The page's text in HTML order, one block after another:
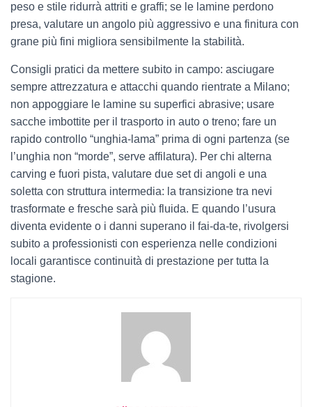
peso e stile ridurrà attriti e graffi; se le lamine perdono
presa, valutare un angolo più aggressivo e una finitura con
grane più fini migliora sensibilmente la stabilità.
Consigli pratici da mettere subito in campo: asciugare
sempre attrezzatura e attacchi quando rientrate a Milano;
non appoggiare le lamine su superfici abrasive; usare
sacche imbottite per il trasporto in auto o treno; fare un
rapido controllo “unghia-lama” prima di ogni partenza (se
l’unghia non “morde”, serve affilatura). Per chi alterna
carving e fuori pista, valutare due set di angoli e una
soletta con struttura intermedia: la transizione tra nevi
trasformate e fresche sarà più fluida. E quando l’usura
diventa evidente o i danni superano il fai-da-te, rivolgersi
subito a professionisti con esperienza nelle condizioni
locali garantisce continuità di prestazione per tutta la
stagione.